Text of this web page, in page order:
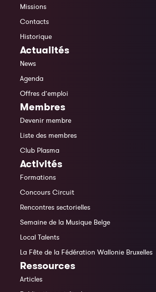
Missions
Contacts
Historique
Actualités
News
Agenda
Offres d’emploi
Membres
Devenir membre
Liste des membres
Club Plasma
Activités
Formations
Concours Circuit
Rencontres sectorielles
Semaine de la Musique Belge
Local Talents
La Fête de la Fédération Wallonie Bruxelles
Ressources
Articles